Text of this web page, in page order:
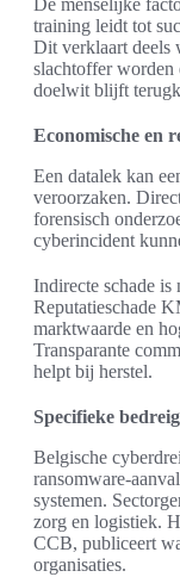
De menselijke
training leidt tot
Dit verklaart deels
slachtoffer worden
doelwit blijft
Economische en
Een datalek kan
veroorzaken.
forensisch
cyberincident
Indirecte schade
Reputatieschade
marktwaarde en
Transparante
helpt bij herstel.
Specifieke
Belgische
ransomware-
systemen.
zorg en logistiek.
CCB, publiceert
organisaties.